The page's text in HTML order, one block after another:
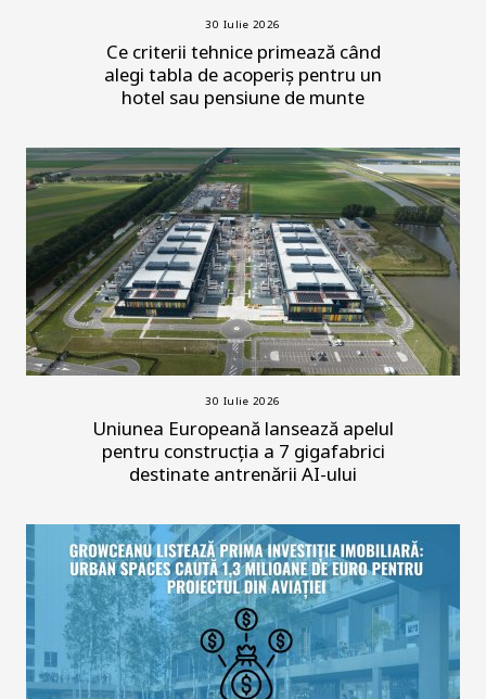
30 Iulie 2026
Ce criterii tehnice primează când
alegi tabla de acoperiș pentru un
hotel sau pensiune de munte
30 Iulie 2026
Uniunea Europeană lansează apelul
pentru construcția a 7 gigafabrici
destinate antrenării AI-ului